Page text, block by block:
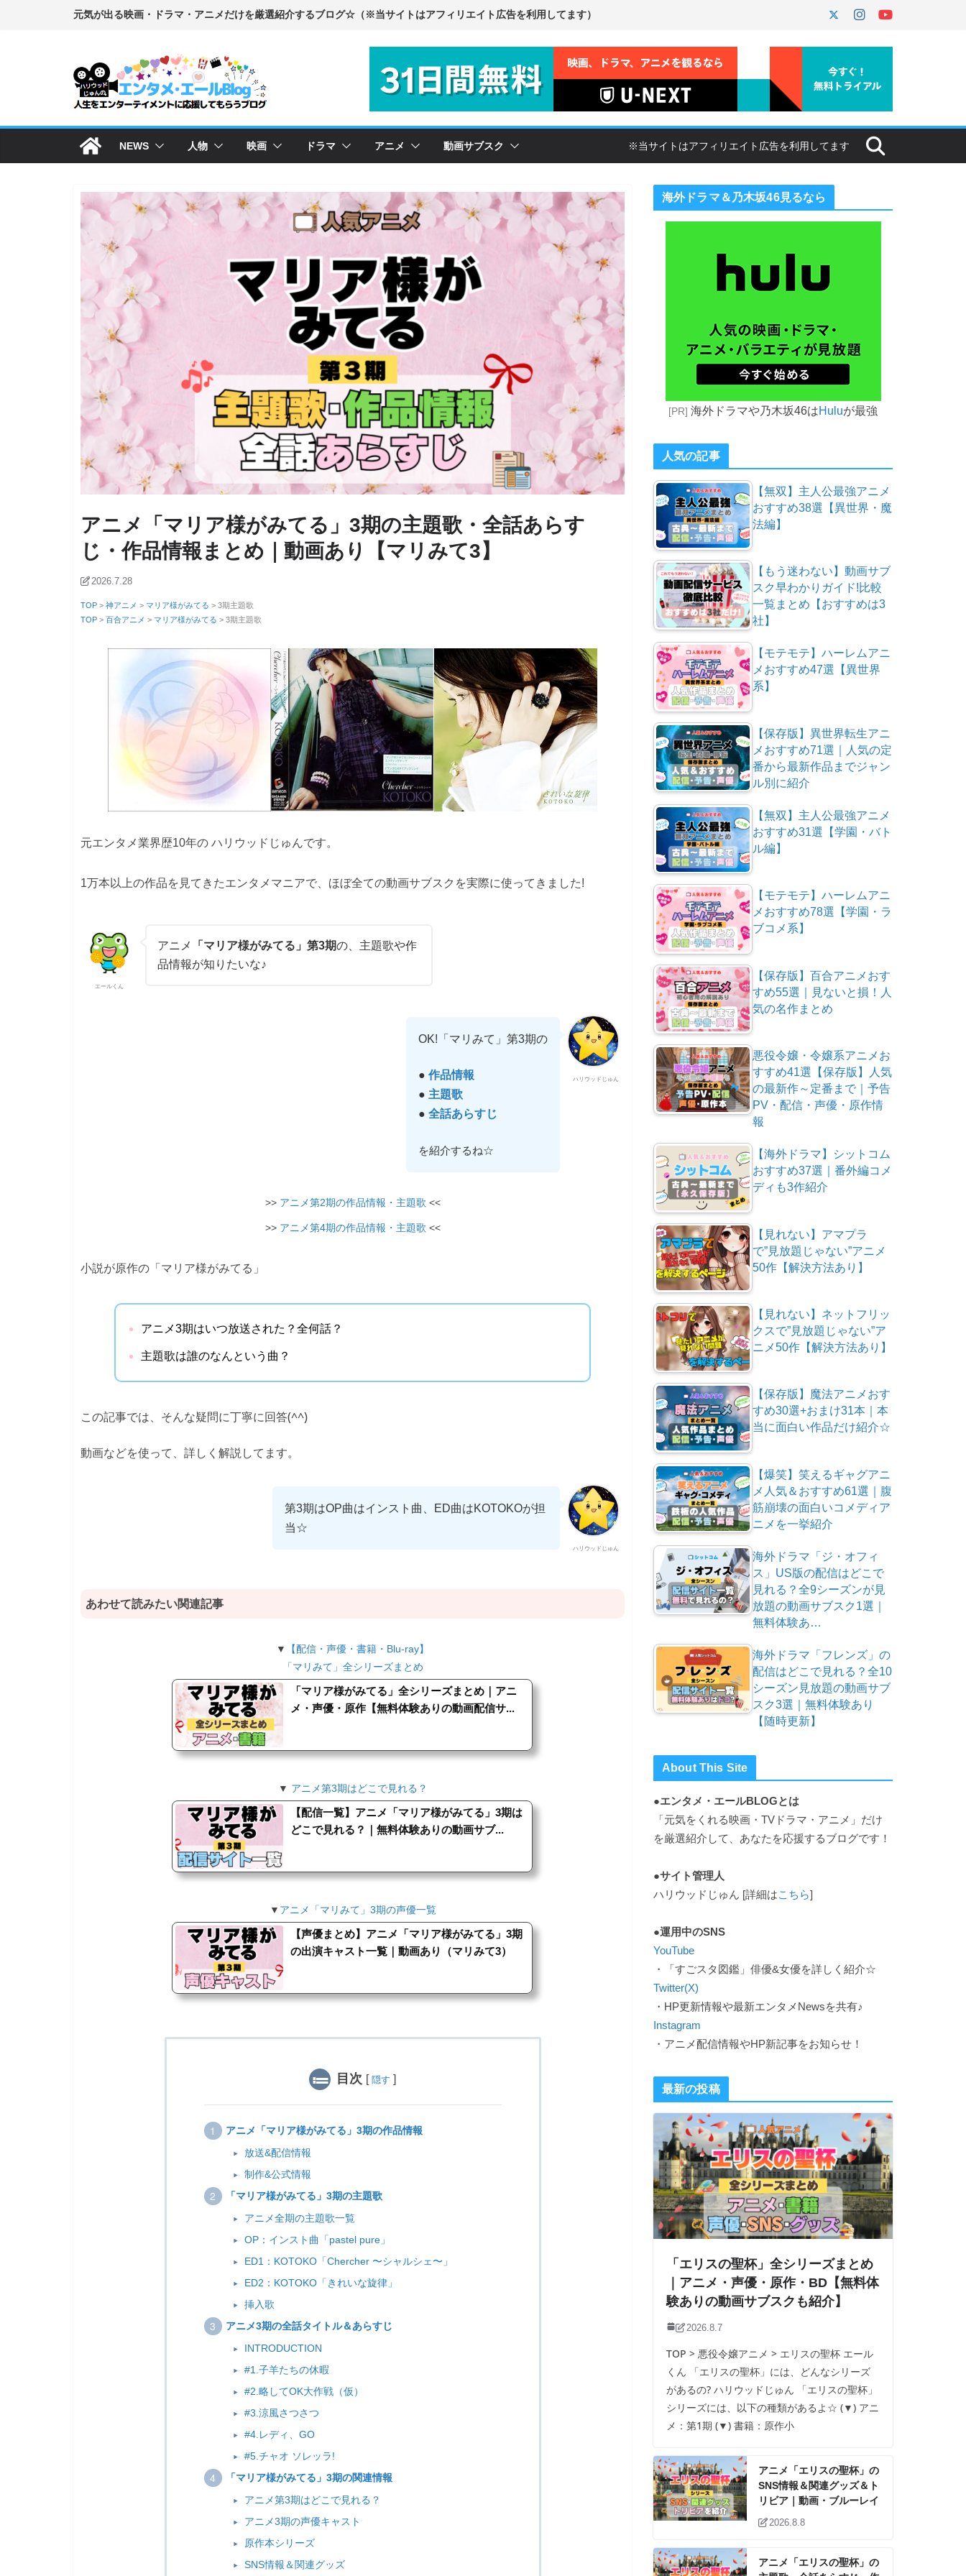
ス
NEWS 人物 映画 ドラマ アニメ 動画サブスク
アニメ「マリア様がみてる」3期の主題歌・全話あらす
じ・作品情報まとめ｜動画あり【マリみて3】
2026.7.28
TOP > 神アニメ > マリア様がみてる > 3期主題歌
TOP > 百合アニメ > マリア様がみてる > 3期主題歌
元エンタメ業界歴10年の ハリウッドじゅんです。
1万本以上の作品を見てきたエンタメマニアで、ほぼ全ての動画サブスクを実際に使ってきました!
エールくん
アニメ 「マリア様がみてる」第3期の、主題歌や作
品情報が知りたいな♪
ハリウッドじゅん
OK!「マリみて」第3期の
● 作品情報
● 主題歌
● 全話あらすじ
を紹介するね☆
>> アニメ第2期の作品情報・主題歌 <<
>> アニメ第4期の作品情報・主題歌 <<
小説が原作の「マリア様がみてる」
アニメ3期はいつ放送された？全何話？
主題歌は誰のなんという曲？
この記事では、そんな疑問に丁寧に回答(^^)
動画などを使って、詳しく解説してます。
ハリウッドじゅん
第3期はOP曲はインスト曲、ED曲はKOTOKOが担
当☆
あわせて読みたい関連記事
▼
【配信・声優・書籍・Blu-ray】
「マリみて」全シリーズまとめ
「マリア様がみてる」全シリーズまとめ｜アニ
メ・声優・原作【無料体験ありの動画配信サ...
▼ アニメ第3期はどこで見れる？
【配信一覧】アニメ「マリア様がみてる」3期は
どこで見れる？｜無料体験ありの動画サブ...
▼ アニメ「マリみて」3期の声優一覧
【声優まとめ】アニメ「マリア様がみてる」3期
の出演キャスト一覧｜動画あり（マリみて3）
目次 [ 隠す ]
アニメ「マリア様がみてる」3期の作品情報
放送&配信情報
制作&公式情報
「マリア様がみてる」3期の主題歌
アニメ全期の主題歌一覧
OP：インスト曲「pastel pure」
ED1：KOTOKO「Chercher 〜シャルシェ〜」
ED2：KOTOKO「きれいな旋律」
挿入歌
アニメ3期の全話タイトル＆あらすじ
INTRODUCTION
#1.子羊たちの休暇
#2.略してOK大作戦（仮）
#3.涼風さつさつ
#4.レディ、GO
#5.チャオ ソレッラ!
「マリア様がみてる」3期の関連情報
アニメ第3期はどこで見れる？
アニメ3期の声優キャスト
原作本シリーズ
SNS情報＆関連グッズ
海外ドラマ＆乃木坂46見るなら
[PR] 海外ドラマや乃木坂46はHuluが最強
人気の記事
【無双】主人公最強アニメ
おすすめ38選【異世界・魔
法編】
【もう迷わない】動画サブ
スク早わかりガイド!比較
一覧まとめ【おすすめは3
社】
【モテモテ】ハーレムアニ
メおすすめ47選【異世界
系】
【保存版】異世界転生アニ
メおすすめ71選｜人気の定
番から最新作品までジャン
ル別に紹介
【無双】主人公最強アニメ
おすすめ31選【学園・バト
ル編】
【モテモテ】ハーレムアニ
メおすすめ78選【学園・ラ
ブコメ系】
【保存版】百合アニメおす
すめ55選｜見ないと損！人
気の名作まとめ
悪役令嬢・令嬢系アニメお
すすめ41選【保存版】人気
の最新作～定番まで｜予告
PV・配信・声優・原作情
報
【海外ドラマ】シットコム
おすすめ37選｜番外編コメ
ディも3作紹介
【見れない】アマプラ
で”見放題じゃない”アニメ
50作【解決方法あり】
【見れない】ネットフリッ
クスで”見放題じゃない”ア
ニメ50作【解決方法あり】
【保存版】魔法アニメおす
すめ30選+おまけ31本｜本
当に面白い作品だけ紹介☆
【爆笑】笑えるギャグアニ
メ人気＆おすすめ61選｜腹
筋崩壊の面白いコメディア
ニメを一挙紹介
海外ドラマ「ジ・オフィ
ス」US版の配信はどこで
見れる？全9シーズンが見
放題の動画サブスク1選｜
無料体験あ…
海外ドラマ「フレンズ」の
配信はどこで見れる？全10
シーズン見放題の動画サブ
スク3選｜無料体験あり
【随時更新】
About This Site
●エンタメ・エールBLOGとは
「元気をくれる映画・TVドラマ・アニメ」だけ
を厳選紹介して、あなたを応援するブログです！
●サイト管理人
ハリウッドじゅん [詳細はこちら]
●運用中のSNS
YouTube
・「すごスタ図鑑」俳優&女優を詳しく紹介☆
Twitter(X)
・HP更新情報や最新エンタメNewsを共有♪
Instagram
・アニメ配信情報やHP新記事をお知らせ！
最新の投稿
「エリスの聖杯」全シリーズまとめ
｜アニメ・声優・原作・BD【無料体
験ありの動画サブスクも紹介】
2026.8.7
TOP > 悪役令嬢アニメ > エリスの聖杯 エール
くん 「エリスの聖杯」には、どんなシリーズ
があるの? ハリウッドじゅん 「エリスの聖杯」
シリーズには、以下の種類があるよ☆ (▼) アニ
メ：第1期 (▼) 書籍：原作小
アニメ「エリスの聖杯」の
SNS情報＆関連グッズ＆ト
リビア｜動画・ブルーレイ
2026.8.8
アニメ「エリスの聖杯」の